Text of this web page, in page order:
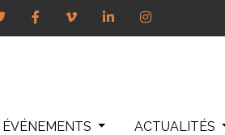
ÉVÉNEMENTS ACTUALITÉS